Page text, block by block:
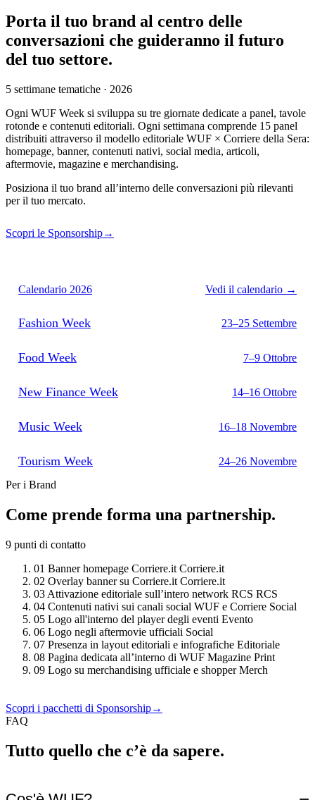
Porta il tuo brand al centro delle
conversazioni che guideranno il futuro
del tuo settore.
5 settimane tematiche · 2026
Ogni WUF Week si sviluppa su tre giornate dedicate a panel, tavole
rotonde e contenuti editoriali. Ogni settimana comprende 15 panel
distribuiti attraverso il modello editoriale WUF × Corriere della Sera:
homepage, banner, contenuti nativi, social media, articoli,
aftermovie, magazine e merchandising.
Posiziona il tuo brand all’interno delle conversazioni più rilevanti
per il tuo mercato.
Scopri le Sponsorship→
Calendario 2026 Vedi il calendario →
Fashion Week 23–25 Settembre
Food Week 7–9 Ottobre
New Finance Week 14–16 Ottobre
Music Week 16–18 Novembre
Tourism Week
24–26 Novembre
Per i Brand
Come prende forma una partnership.
9 punti di contatto
01 Banner homepage Corriere.it Corriere.it
02 Overlay banner su Corriere.it Corriere.it
03 Attivazione editoriale sull’intero network RCS RCS
04 Contenuti nativi sui canali social WUF e Corriere Social
05 Logo all'interno del player degli eventi Evento
06 Logo negli aftermovie ufficiali Social
07 Presenza in layout editoriali e infografiche Editoriale
08 Pagina dedicata all’interno di WUF Magazine Print
09 Logo su merchandising ufficiale e shopper Merch
Scopri i pacchetti di Sponsorship→
FAQ
Tutto quello che c’è da sapere.